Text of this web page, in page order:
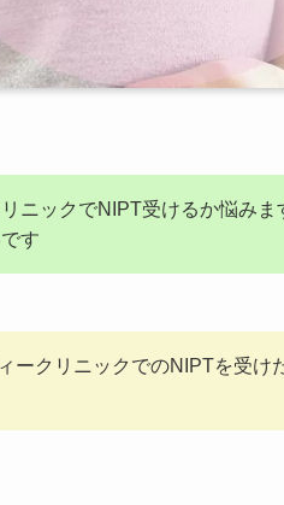
ニックでNIPT受けるか悩み
す
ークリニックでのNIPTを受け